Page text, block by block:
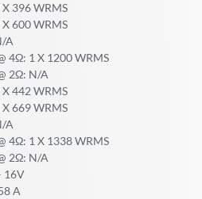
396 WRMS
600 WRMS
A
4Ω: 1 X 1200 WRMS
2Ω: N/A
442 WRMS
669 WRMS
A
4Ω: 1 X 1338 WRMS
2Ω: N/A
16V
A